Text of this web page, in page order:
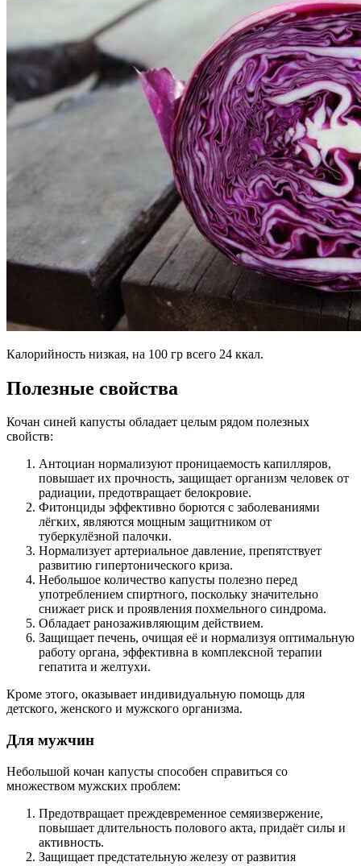
Калорийность низкая, на 100 гр всего 24 ккал.
Полезные свойства
Кочан синей капусты обладает целым рядом полезных
свойств:
Антоциан нормализуют проницаемость капилляров,
повышает их прочность, защищает организм человек от
радиации, предотвращает белокровие.
Фитонциды эффективно борются с заболеваниями
лёгких, являются мощным защитником от
туберкулёзной палочки.
Нормализует артериальное давление, препятствует
развитию гипертонического криза.
Небольшое количество капусты полезно перед
употреблением спиртного, поскольку значительно
снижает риск и проявления похмельного синдрома.
Обладает ранозаживляющим действием.
Защищает печень, очищая её и нормализуя оптимальную
работу органа, эффективна в комплексной терапии
гепатита и желтухи.
Кроме этого, оказывает индивидуальную помощь для
детского, женского и мужского организма.
Для мужчин
Небольшой кочан капусты способен справиться со
множеством мужских проблем:
Предотвращает преждевременное семяизвержение,
повышает длительность полового акта, придаёт силы и
активность.
Защищает предстательную железу от развития